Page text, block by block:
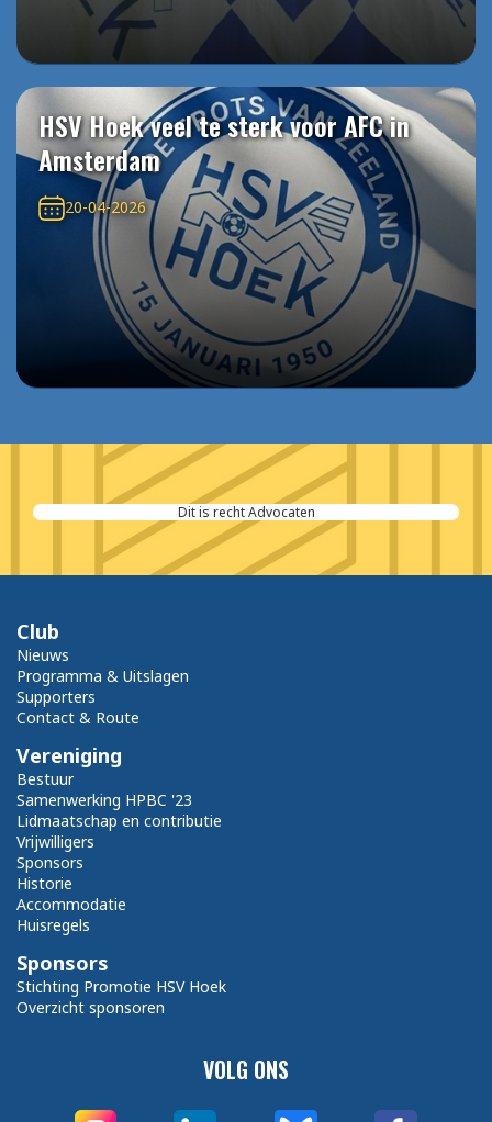
HSV Hoek veel te sterk voor AFC in
Amsterdam
20-04-2026
Leeflang Assurantiën
VOLG ONS
Club
Nieuws
Programma & Uitslagen
Supporters
Contact & Route
Vereniging
Bestuur
Samenwerking HPBC '23
Lidmaatschap en contributie
Vrijwilligers
Sponsors
Historie
Accommodatie
Huisregels
Sponsors
Stichting Promotie HSV Hoek
Overzicht sponsoren